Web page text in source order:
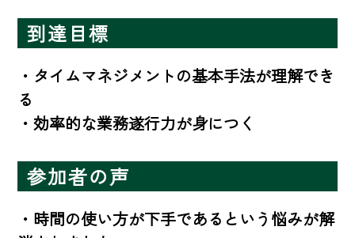
到達目標
・タイムマネジメントの基本手法が理解でき
る
・効率的な業務遂行力が身につく
参加者の声
・時間の使い方が下手であるという悩みが解